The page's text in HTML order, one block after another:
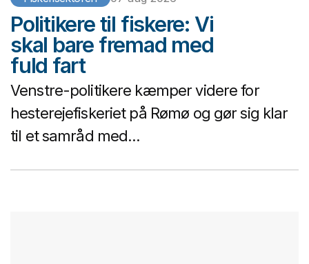
Politikere til fiskere: Vi
skal bare fremad med
fuld fart
Venstre-politikere kæmper videre for
hesterejefiskeriet på Rømø og gør sig klar
til et samråd med...